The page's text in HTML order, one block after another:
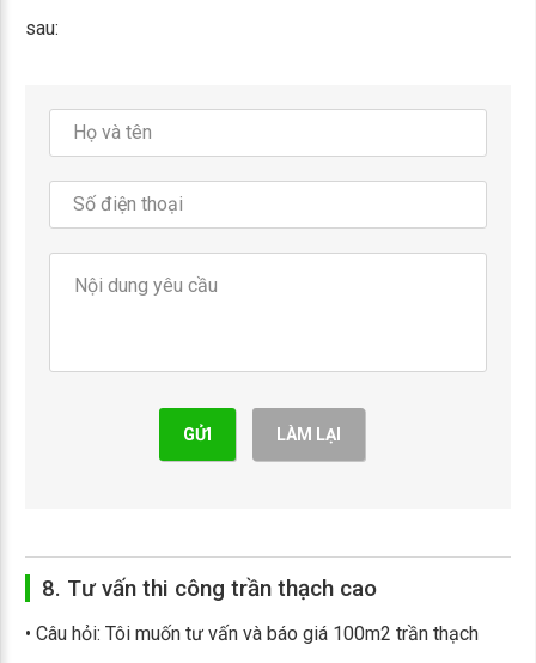
sau:
GỬI LÀM LẠI
8. Tư vấn thi công trần thạch cao
• Câu hỏi: Tôi muốn tư vấn và báo giá 100m2 trần thạch